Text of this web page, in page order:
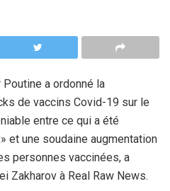
a ordonné la
de vaccins Covid-19 sur le
entre ce qui a été
et une soudaine augmentation
personnes vaccinées, a
Zakharov à Real Raw News.